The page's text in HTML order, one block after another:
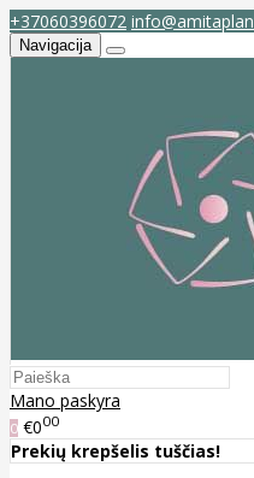
+37060396072
Navigacija
Mano paskyra
0 €000
Prekių krepšelis tuščias!